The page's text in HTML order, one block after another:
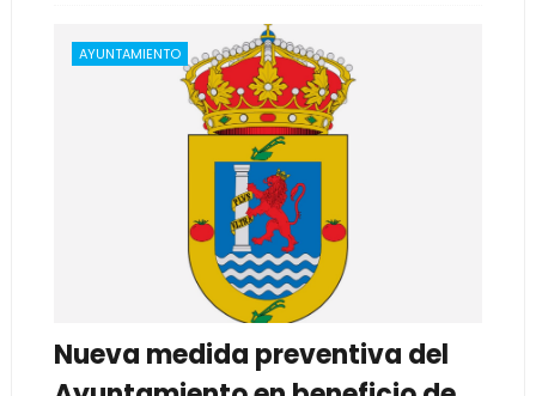
AYUNTAMIENTO
Nueva medida preventiva del